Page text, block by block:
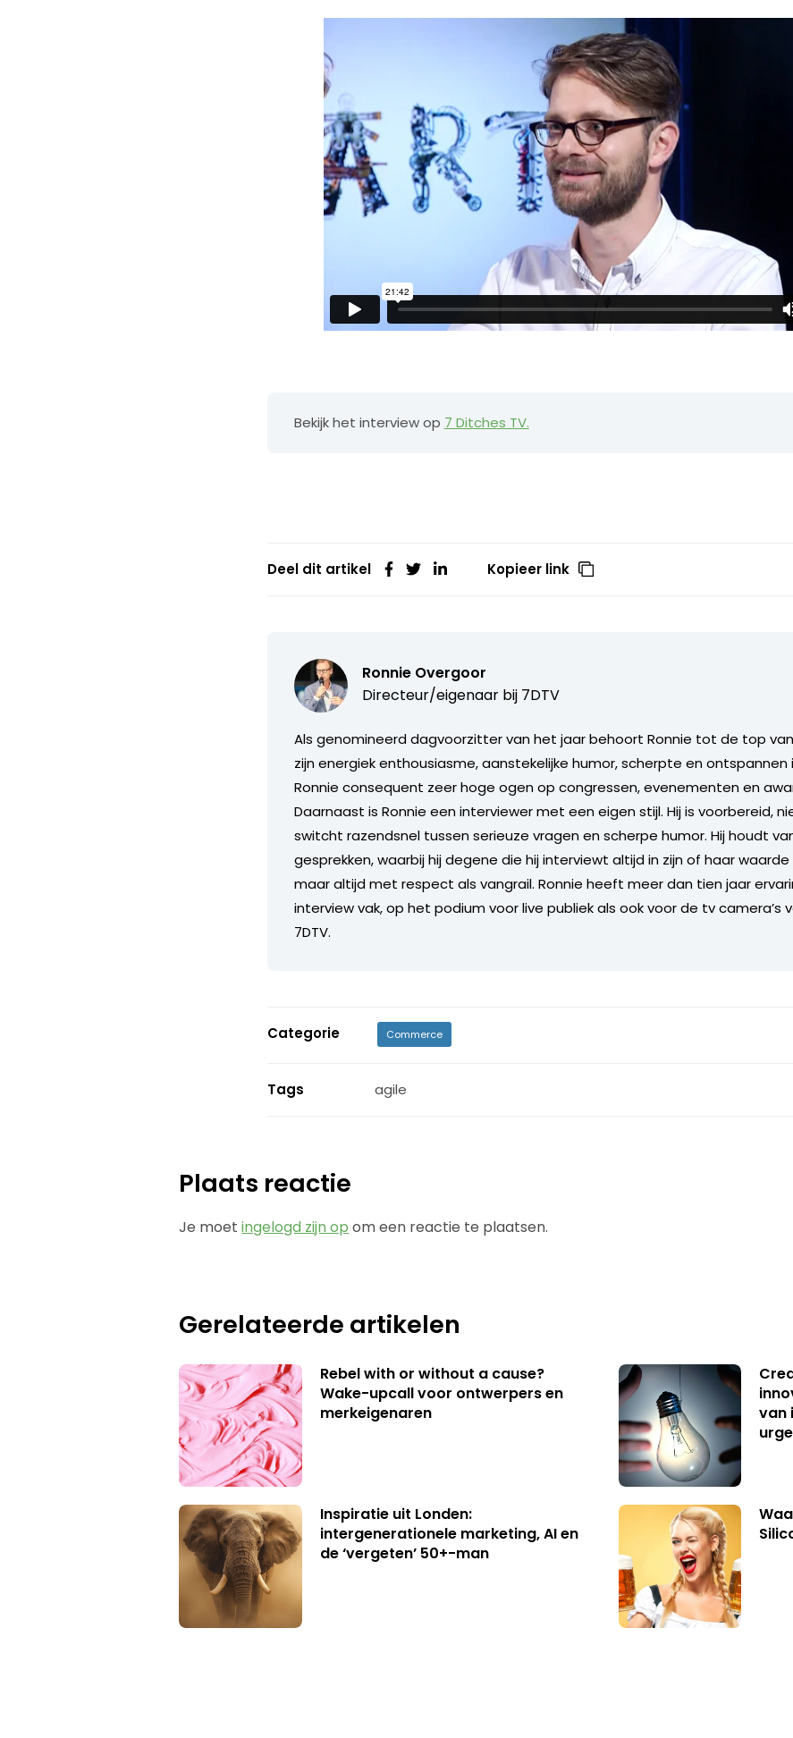
Bekijk het interview op 7 Ditches TV.
Deel dit artikel Kopieer link
Ronnie Overgoor
Directeur/eigenaar bij 7DTV
Als genomineerd dagvoorzitter van het jaar behoort Ronnie tot de top
zijn energiek enthousiasme, aanstekelijke humor, scherpte en
Ronnie consequent zeer hoge ogen op congressen, evenementen en
Daarnaast is Ronnie een interviewer met een eigen stijl. Hij is voorbereid,
switcht razendsnel tussen serieuze vragen en scherpe humor. Hij houdt
gesprekken, waarbij hij degene die hij interviewt altijd in zijn of haar waarde
maar altijd met respect als vangrail. Ronnie heeft meer dan tien jaar
interview vak, op het podium voor live publiek als ook voor de tv camera’s
7DTV.
Categorie Commerce
Tags agile
Plaats reactie
Je moetingelogd zijn op om een reactie te plaatsen.
Gerelateerde artikelen
Rebel with or without a cause?
Wake-upcall voor ontwerpers en
merkeigenaren
van
Inspiratie uit Londen:
intergenerationele marketing, AI en
de ‘vergeten’ 50+-man